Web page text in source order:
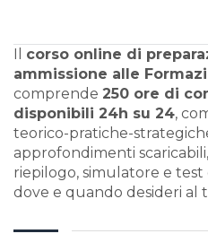
corso online di
ammissione alle
comprende 250 ore di
disponibili 24h su 24,
teorico-pratiche-
approfondimenti
riepilogo, simulatore e
dove e quando desideri al